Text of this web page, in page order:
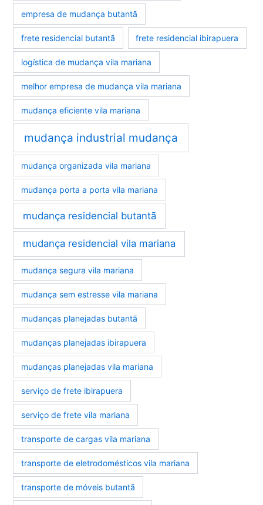
empresa de mudança butantã
frete residencial butantã frete residencial ibirapuera
logística de mudança vila mariana
melhor empresa de mudança vila mariana
mudança eficiente vila mariana
mudança industrial mudança
mudança organizada vila mariana
mudança porta a porta vila mariana
mudança residencial butantã
mudança residencial vila mariana
mudança segura vila mariana
mudança sem estresse vila mariana
mudanças planejadas butantã
mudanças planejadas ibirapuera
mudanças planejadas vila mariana
serviço de frete ibirapuera
serviço de frete vila mariana
transporte de cargas vila mariana
transporte de eletrodomésticos vila mariana
transporte de móveis butantã